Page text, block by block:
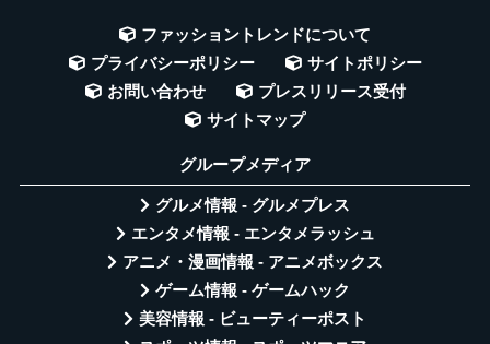
ファッショントレンドについて
プライバシーポリシー
サイトポリシー
お問い合わせ
プレスリリース受付
サイトマップ
グループメディア
グルメ情報 - グルメプレス
エンタメ情報 - エンタメラッシュ
アニメ・漫画情報 - アニメボックス
ゲーム情報 - ゲームハック
美容情報 - ビューティーポスト